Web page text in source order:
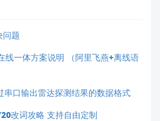
么用-科技视界
搭建2.5G局域网，干货教程
任何问题，请随时联系我们的
您提供进一步的帮助！
问题
线一体方案说明 （阿里飞燕+离线语
串口输出雷达探测结果的数据格式
改词攻略 支持自由定制